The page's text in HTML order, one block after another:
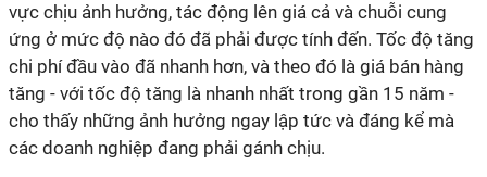
vực chịu ảnh hưởng, tác động lên giá cả và chuỗi cung
ứng ở mức độ nào đó đã phải được tính đến. Tốc độ tăng
chi phí đầu vào đã nhanh hơn, và theo đó là giá bán hàng
tăng - với tốc độ tăng là nhanh nhất trong gần 15 năm -
cho thấy những ảnh hưởng ngay lập tức và đáng kể mà
các doanh nghiệp đang phải gánh chịu.